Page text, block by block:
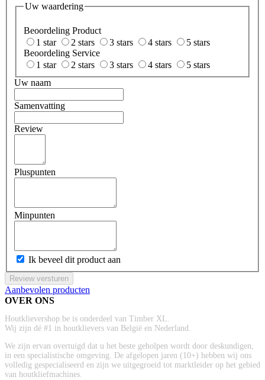
Uw waardering
Beoordeling Product
1 star
2 stars 3 stars 4 stars
5 stars
Beoordeling Service
1 star
2 stars 3 stars 4 stars
5 stars
Uw naam
Samenvatting
Review
Pluspunten
Minpunten
Ik beveel dit product aan
Review versturen
Aanbevolen producten
OVER ONS
Houtklievershop.be is onderdeel van Timber XL.
Wij zijn dé #1 in houtklievers van België en Nederland.
We zijn ervan overtuigd dat u het beste geholpen wordt door deskundigen,
in een specialistische omgeving. De afgelopen jaren (10+) hebben wij ons
volledig gespecialiseerd en zijn we uitgegroeid tot marktleider op het gebied
van houtkliefmachines.